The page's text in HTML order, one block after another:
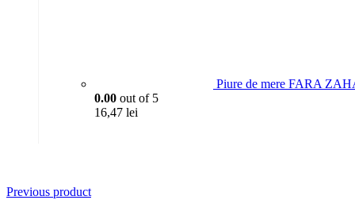
Piure de mere FARA
0.00 out of 5
16,47 lei
Previous product